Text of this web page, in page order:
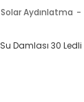
Solar Aydınlatma